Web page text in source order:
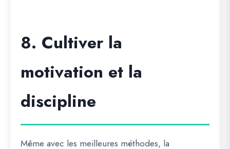
8. Cultiver la
motivation et la
discipline
Même avec les meilleures méthodes, la